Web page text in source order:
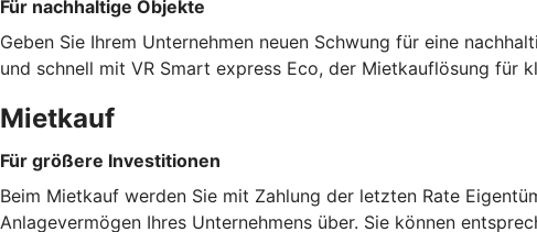
Für nachhaltige Objekte
Geben Sie Ihrem Unternehmen neuen Schwung für eine
und schnell mit VR Smart express Eco, der Mietkauflösung für
Mietkauf
Für größere Investitionen
Beim Mietkauf werden Sie mit Zahlung der letzten Rate
Anlagevermögen Ihres Unternehmens über. Sie können